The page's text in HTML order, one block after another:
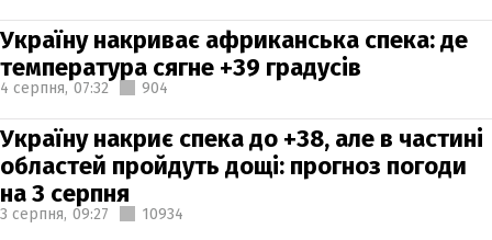
Україну накриває африканська спека: де
температура сягне +39 градусів
4 серпня, 07:32 904
Україну накриє спека до +38, але в частині
областей пройдуть дощі: прогноз погоди
на 3 серпня
3 серпня, 09:27 10934